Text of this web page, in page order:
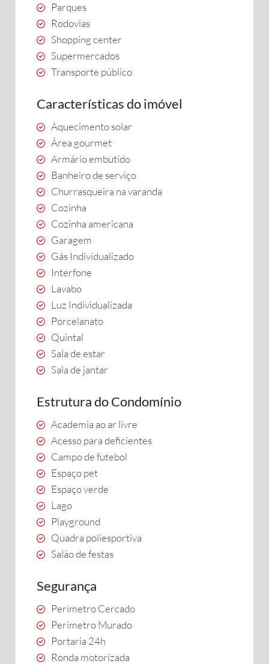
Parques
Rodovias
Shopping center
Supermercados
Transporte público
Características do imóvel
Aquecimento solar
Área gourmet
Armário embutido
Banheiro de serviço
Churrasqueira na varanda
Cozinha
Cozinha americana
Garagem
Gás Individualizado
Interfone
Lavabo
Luz Individualizada
Porcelanato
Quintal
Sala de estar
Sala de jantar
Estrutura do Condomínio
Academia ao ar livre
Acesso para deficientes
Campo de futebol
Espaço pet
Espaço verde
Lago
Playground
Quadra poliesportiva
Salão de festas
Segurança
Perímetro Cercado
Perímetro Murado
Portaria 24h
Ronda motorizada